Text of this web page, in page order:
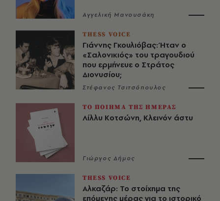
Αγγελική Μανουσάκη
THESS VOICE
Γιάννης Γκουλιόβας: Ήταν ο
«Σαλονικιός» του τραγουδιού
που ερμήνευε ο Στράτος
Διονυσίου;
Στέφανος Τσιτσόπουλος
ΤΟ ΠΟΙΗΜΑ ΤΗΣ ΗΜΕΡΑΣ
Λίλλυ Κοτσώνη, Κλεινόν άστυ
Γιώργος Δήμος
THESS VOICE
Αλκαζάρ: Το στοίχημα της
επόμενης μέρας για το ιστορικό